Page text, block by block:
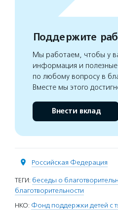
Поддержите
Мы работаем, чтобы у
информация и
по любому вопросу в
Вместе мы этого
Внести вклад
Российская Федерация
ТЕГИ: беседы о
благотворительности
НКО: Фонд поддержки детей с